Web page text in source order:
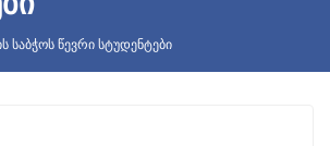
საბჭოს წევრი სტუდენტები